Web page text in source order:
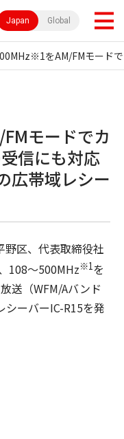
Japan Global
をAM/FMモード
FMモードでカ
信にも対応
広帯域レシー
野区、代表取締役社
108〜500MHz※1を
送（WFM/Aバンド
ーバーIC-R15を発